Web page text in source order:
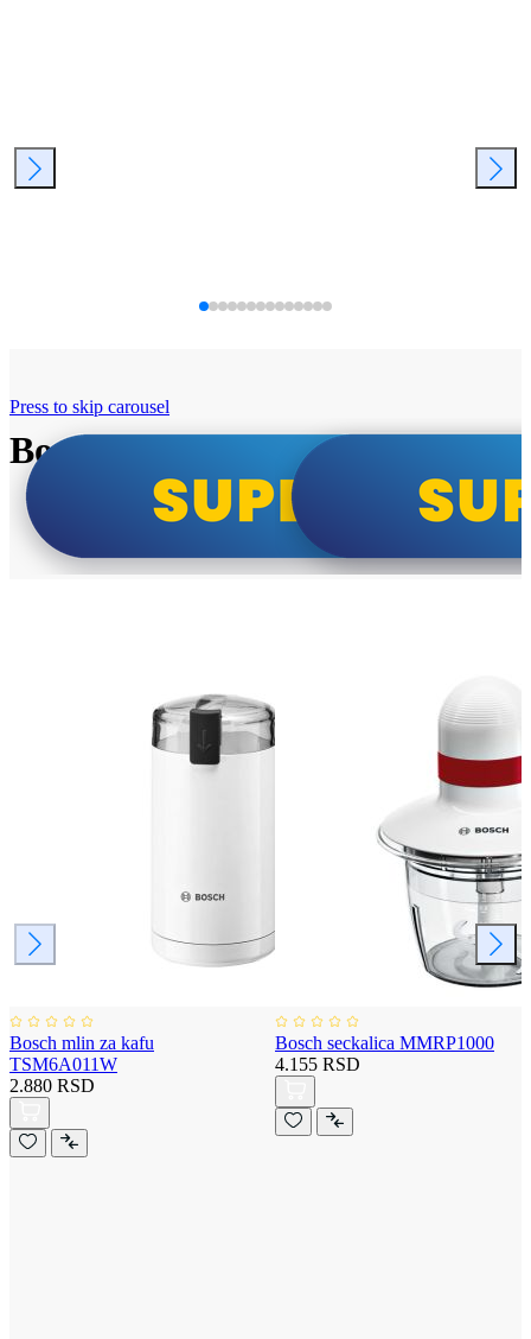
Bosch super cene
Press to skip carousel
Bosch mlin za kafu
TSM6A011W
2.880 RSD
Bosch seckalica MMRP1000
4.155 RSD